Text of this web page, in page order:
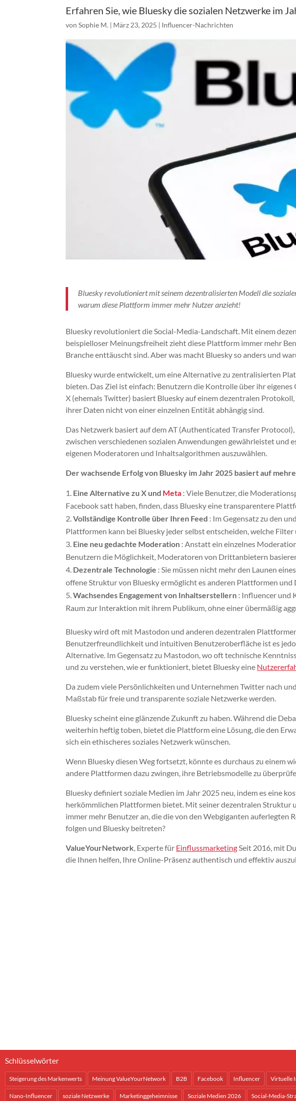
Erfahren Sie, wie Bluesky die sozialen Netzwerke im
vonSophie M. | März 23, 2025 | Influencer-Nachrichten
Bluesky revolutioniert mit seinem dezentralisierten Modell die
warum diese Plattform immer mehr Nutzer anzieht!
Bluesky revolutioniert die Social-Media-Landschaft. Mit einem
beispielloser Meinungsfreiheit zieht diese Plattform immer mehr
Branche enttäuscht sind. Aber was macht Bluesky so anders und
Bluesky wurde entwickelt, um eine Alternative zu zentralisierten
bieten. Das Ziel ist einfach: Benutzern die Kontrolle über ihr
X (ehemals Twitter) basiert Bluesky auf einem dezentralen
ihrer Daten nicht von einer einzelnen Entität abhängig sind.
Das Netzwerk basiert auf dem AT (Authenticated Transfer
zwischen verschiedenen sozialen Anwendungen gewährleistet und
eigenen Moderatoren und Inhaltsalgorithmen auszuwählen.
Der wachsende Erfolg von Bluesky im Jahr 2025 basiert auf
Eine Alternative zu X und Meta : Viele Benutzer, die
Facebook satt haben, finden, dass Bluesky eine transparentere
Vollständige Kontrolle über Ihren Feed : Im Gegensatz zu den
Plattformen kann bei Bluesky jeder selbst entscheiden, welche
Eine neu gedachte Moderation : Anstatt ein einzelnes
Benutzern die Möglichkeit, Moderatoren von Drittanbietern
Dezentrale Technologie : Sie müssen nicht mehr den Launen
offene Struktur von Bluesky ermöglicht es anderen Plattformen
Wachsendes Engagement von Inhaltserstellern : Influencer und
Raum zur Interaktion mit ihrem Publikum, ohne einer übermäßig
Bluesky wird oft mit Mastodon und anderen dezentralen
Benutzerfreundlichkeit und intuitiven Benutzeroberfläche ist es
Alternative. Im Gegensatz zu Mastodon, wo oft technische
und zu verstehen, wie er funktioniert, bietet Bluesky eine
Da zudem viele Persönlichkeiten und Unternehmen Twitter nach
Maßstab für freie und transparente soziale Netzwerke werden.
Bluesky scheint eine glänzende Zukunft zu haben. Während die
weiterhin heftig toben, bietet die Plattform eine Lösung, die den
sich ein ethischeres soziales Netzwerk wünschen.
Wenn Bluesky diesen Weg fortsetzt, könnte es durchaus zu einem
andere Plattformen dazu zwingen, ihre Betriebsmodelle zu
Bluesky definiert soziale Medien im Jahr 2025 neu, indem es eine
herkömmlichen Plattformen bietet. Mit seiner dezentralen Struktur
immer mehr Benutzer an, die die von den Webgiganten auferlegten
folgen und Bluesky beitreten?
ValueYourNetwork, Experte für EinflussmarketingSeit 2016, mit
die Ihnen helfen, Ihre Online-Präsenz authentisch und effektiv
Schlüsselwörter
Steigerung des Markenwerts Meinung ValueYourNetwork B2B Facebook Influencer Virtuelle
Nano-Influencer soziale Netzwerke Marketinggeheimnisse Soziale Medien 2026 Social-Media-